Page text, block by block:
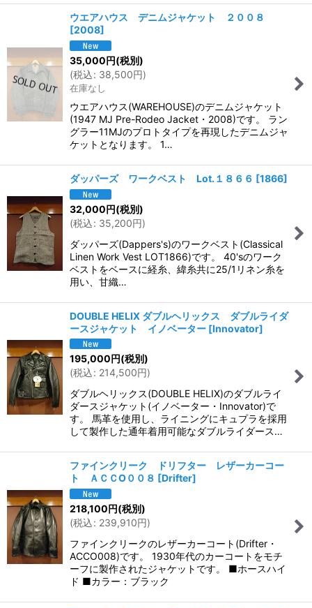
ウエアハウス デニムジャケット ２００８
[2008]
35,000円(税別)
(税込: 38,500円)
在庫なし
ウエアハウス(WAREHOUSE)のデニムジャケット
(1947 MJ Pre-Rodeo Jacket・2008)です。 ラン
グラー11MJのプロトタイプを再現したデニムジャ
ケットとなります。 1…
ダッパーズ ワークベスト Lot.１８６６ [1866]
32,000円(税別)
(税込: 35,200円)
ダッパーズ(Dappers's)のワークベスト(Classical
Linen Work Vest LOT1866)です。 40'sのワーク
ベストをベースに経糸、緯糸共に25/1リネン糸を
用い、甘織…
DOUBLE HELIX ダブルヘリックス ダブルライダ
ースジャケット イノベーター [Innovator]
195,000円(税別)
(税込: 214,500円)
ダブルヘリックス(DOUBLE HELIX)のダブルライ
ダースジャケット(イノベーター・Innovator)で
す。 馬革を使用し、ライニングにキュプラを採用
して製作した通年着用可能なダブルライダース…
ファインクリーク ドリフター レザーカーコー
ト ＡＣＣO００８ [Drifter]
218,100円(税別)
(税込: 239,910円)
ファインクリークのレザーカーコート(Drifter・
ACCO008)です。 1930年代のカーコートをモチ
ーフに製作されたジャケットです。 ■ホースハイ
ド ■カラー：ブラック